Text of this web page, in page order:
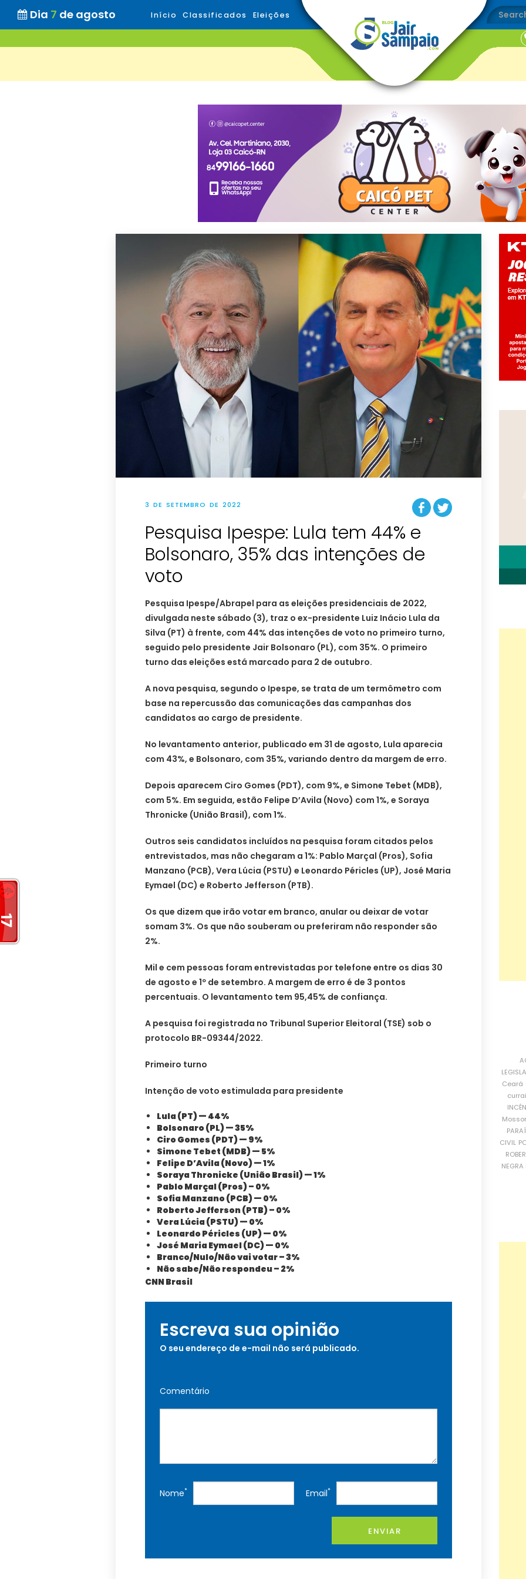
Dia 7 de agosto Início Classificados Eleições
3 DE SETEMBRO DE 2022
Pesquisa Ipespe: Lula tem 44% e
Bolsonaro, 35% das intenções de
voto
Pesquisa Ipespe/Abrapel para as eleições presidenciais de 2022,
divulgada neste sábado (3), traz o ex-presidente Luiz Inácio Lula da
Silva (PT) à frente, com 44% das intenções de voto no primeiro turno,
seguido pelo presidente Jair Bolsonaro (PL), com 35%. O primeiro
turno das eleições está marcado para 2 de outubro.
A nova pesquisa, segundo o Ipespe, se trata de um termômetro com
base na repercussão das comunicações das campanhas dos
candidatos ao cargo de presidente.
No levantamento anterior, publicado em 31 de agosto, Lula aparecia
com 43%, e Bolsonaro, com 35%, variando dentro da margem de erro.
Depois aparecem Ciro Gomes (PDT), com 9%, e Simone Tebet (MDB),
com 5%. Em seguida, estão Felipe D’Avila (Novo) com 1%, e Soraya
Thronicke (União Brasil), com 1%.
Outros seis candidatos incluídos na pesquisa foram citados pelos
entrevistados, mas não chegaram a 1%: Pablo Marçal (Pros), Sofia
Manzano (PCB), Vera Lúcia (PSTU) e Leonardo Péricles (UP), José Maria
Eymael (DC) e Roberto Jefferson (PTB).
Os que dizem que irão votar em branco, anular ou deixar de votar
somam 3%. Os que não souberam ou preferiram não responder são
2%.
Mil e cem pessoas foram entrevistadas por telefone entre os dias 30
de agosto e 1º de setembro. A margem de erro é de 3 pontos
percentuais. O levantamento tem 95,45% de confiança.
A pesquisa foi registrada no Tribunal Superior Eleitoral (TSE) sob o
protocolo BR-09344/2022.
Primeiro turno
Intenção de voto estimulada para presidente
Lula (PT) — 44%
Bolsonaro (PL) — 35%
Ciro Gomes (PDT) — 9%
Simone Tebet (MDB) — 5%
Felipe D’Avila (Novo) — 1%
Soraya Thronicke (União Brasil) — 1%
Pablo Marçal (Pros) – 0%
Sofia Manzano (PCB) — 0%
Roberto Jefferson (PTB) – 0%
Vera Lúcia (PSTU) — 0%
Leonardo Péricles (UP) — 0%
José Maria Eymael (DC) — 0%
Branco/Nulo/Não vai votar – 3%
Não sabe/Não respondeu – 2%
CNN Brasil
Escreva sua opinião
O seu endereço de e-mail não será publicado.
Comentário
Nome* Email*
ENVIAR
Ceará
CIVIL
NEGRA